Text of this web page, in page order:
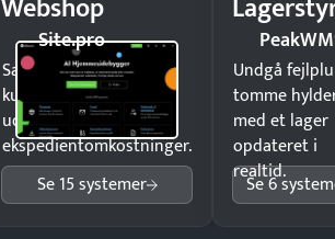
Webshop
Site.pro
Sælg produkter 24/7 til
kunder i hele landet
uden
ekspedientomkostninger.
Se 15 systemer
Undgå
tomme
med et lager
opdateret i
realtid.
Se 6